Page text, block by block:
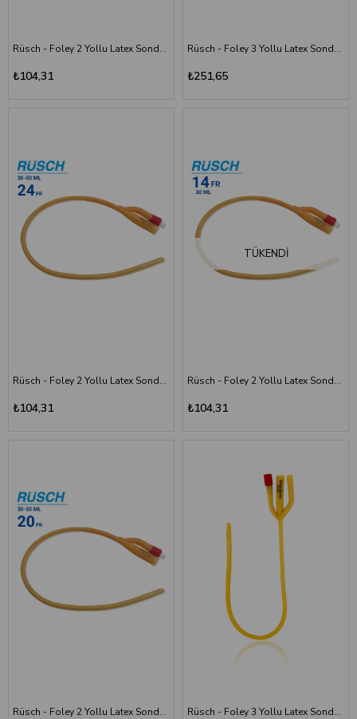
Rüsch - Foley 2 Yollu Latex Sonda 22 Numara - 30-50 ml
₺104,31
Rüsch - Foley 3 Yollu Latex Sonda - 20 Numara - 30-50ML
₺251,65
Rüsch - Foley 2 Yollu Latex Sonda 24 Numara - 30-50 ml
₺104,31
TÜKENDI
Rüsch - Foley 2 Yollu Latex Sonda 14 Numara - 30 ml
₺104,31
Rüsch - Foley 2 Yollu Latex Sonda 20 Numara -30-50 ml Rüsch - Foley 3 Yollu Latex Sonda 22 Numara -30-50 ml